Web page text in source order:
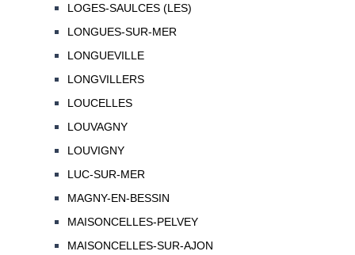
LOGES-SAULCES (LES)
LONGUES-SUR-MER
LONGUEVILLE
LONGVILLERS
LOUCELLES
LOUVAGNY
LOUVIGNY
LUC-SUR-MER
MAGNY-EN-BESSIN
MAISONCELLES-PELVEY
MAISONCELLES-SUR-AJON